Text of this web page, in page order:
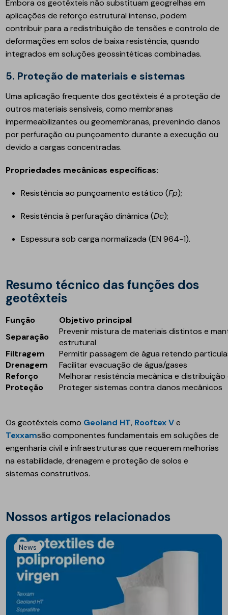
Embora os geotêxteis não substituam geogrelhas em
aplicações de reforço estrutural intenso, podem
contribuir para a redistribuição de tensões e controlo de
deformações em solos de baixa resistência, quando
integrados em soluções geossintéticas combinadas.
5. Proteção de materiais e sistemas
Uma aplicação frequente dos geotêxteis é a proteção de
outros materiais sensíveis, como membranas
impermeabilizantes ou geomembranas, prevenindo danos
por perfuração ou punçoamento durante a execução ou
devido a cargas concentradas.
Propriedades mecânicas específicas:
Resistência ao punçoamento estático (Fp);
Resistência à perfuração dinâmica (Dc);
Espessura sob carga normalizada (EN 964-1).
Resumo técnico das funções dos
geotêxteis
Função
Objetivo principal
Separação
Prevenir mistura de materiais distintos e
estrutural
Filtragem
Permitir passagem de água retendo
Drenagem
Facilitar evacuação de água/gases
Reforço
Melhorar resistência mecânica e
Proteção
Proteger sistemas contra danos mecânicos
Os geotêxteis como Geoland HT, Rooftex Ve
Texxamsão componentes fundamentais em soluções de
engenharia civil e infraestruturas que requerem melhorias
na estabilidade, drenagem e proteção de solos e
sistemas construtivos.
Nossos artigos relacionados
News